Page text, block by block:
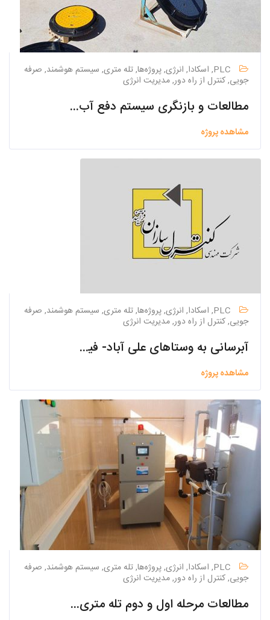
PLC, اسکادا, انرژی, پروژه‌ها, تله متری, سیستم هوشمند, صرفه
جویی, کنترل از راه دور, مدیریت انرژی
مطالعات و بازنگری سیستم دفع آب سطحی داخل و خارج شهرک بزرگ و جاده دسترسی شهرک صنعتی فناوری
مشاهده پروژه
PLC, اسکادا, انرژی, پروژه‌ها, تله متری, سیستم هوشمند, صرفه
جویی, کنترل از راه دور, مدیریت انرژی
آبرسانی به وستاهای علی آباد- فیض آباد (مجتمع حمزیان) شهرستان چایپاره
مشاهده پروژه
PLC, اسکادا, انرژی, پروژه‌ها, تله متری, سیستم هوشمند, صرفه
جویی, کنترل از راه دور, مدیریت انرژی
مطالعات مرحله اول و دوم تله متری جمع آوری و تصفیه خانه فاضلاب شهر اصفهان